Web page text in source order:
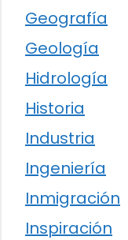
Geografía
Geología
Hidrología
Historia
Industria
Ingeniería
Inmigración
Inspiración